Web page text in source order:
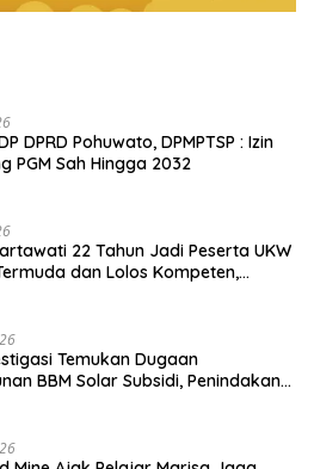
DPRD Pohuwato, DPMPTSP : Izin
PGM Sah Hingga 2032
22 Tahun Jadi Peserta UKW
dan Lolos Kompeten,
Temukan Dugaan
BBM Solar Subsidi, Penindakan